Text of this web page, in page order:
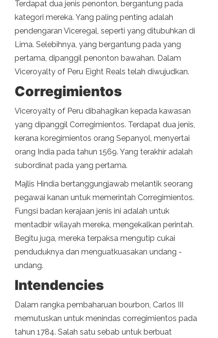
Terdapat dua jenis penonton, bergantung pada
kategori mereka. Yang paling penting adalah
pendengaran Viceregal, seperti yang ditubuhkan di
Lima. Selebihnya, yang bergantung pada yang
pertama, dipanggil penonton bawahan. Dalam
Viceroyalty of Peru Eight Reals telah diwujudkan.
Corregimientos
Viceroyalty of Peru dibahagikan kepada kawasan
yang dipanggil Corregimientos. Terdapat dua jenis,
kerana koregimientos orang Sepanyol, menyertai
orang India pada tahun 1569. Yang terakhir adalah
subordinat pada yang pertama.
Majlis Hindia bertanggungjawab melantik seorang
pegawai kanan untuk memerintah Corregimientos.
Fungsi badan kerajaan jenis ini adalah untuk
mentadbir wilayah mereka, mengekalkan perintah.
Begitu juga, mereka terpaksa mengutip cukai
penduduknya dan menguatkuasakan undang -
undang.
Intendencies
Dalam rangka pembaharuan bourbon, Carlos III
memutuskan untuk menindas corregimientos pada
tahun 1784. Salah satu sebab untuk berbuat